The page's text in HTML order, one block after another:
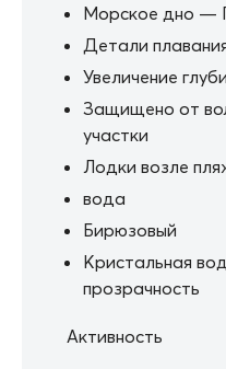
Морское дно —
Детали
Увеличение
Защищено от
участки
Лодки возле
вода
Бирюзовый
Кристальная
прозрачность
Активность